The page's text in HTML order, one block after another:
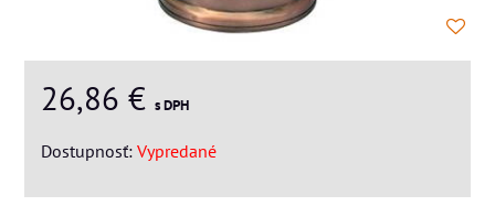
26,86 € s DPH
Dostupnosť: Vypredané